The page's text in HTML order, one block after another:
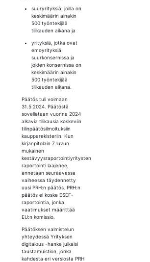
suuryrityksiä, joilla on
keskimäärin ainakin
500 työntekijää
tilikauden aikana ja
yrityksiä, jotka ovat
emoyrityksiä
suurkonsernissa ja
joiden konsernissa on
keskimäärin ainakin
500 työntekijää
tilikauden aikana.
Päätös tuli voimaan
31.5.2024. Päätöstä
sovelletaan vuonna 2024
alkavia tilikausia koskeviin
tilinpäätösilmoituksiin
kaupparekisteriin. Kun
kirjanpitolain 7 luvun
mukainen
kestävyysraportointiyritysten
raportointi laajenee,
annetaan seuraavassa
vaiheessa täydennetty
uusi PRH:n päätös. PRH:n
päätös ei koske ESEF-
raportointia, jonka
vaatimukset määrittää
EU:n komissio.
Päätöksen valmistelun
yhteydessä Yrityksen
digitalous -hanke julkaisi
taustamuistion, jonka
kahdesta eri versiosta PRH